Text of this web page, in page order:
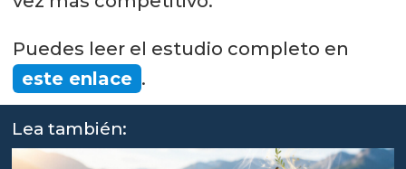
Puedes leer el estudio completo en
este enlace .
Lea también: